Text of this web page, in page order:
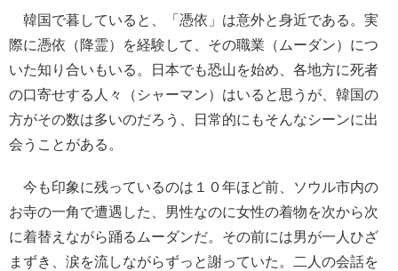
韓国で暮していると、「憑依」は意外と身近である。実
際に憑依（降霊）を経験して、その職業（ムーダン）につ
いた知り合いもいる。日本でも恐山を始め、各地方に死者
の口寄せする人々（シャーマン）はいると思うが、韓国の
方がその数は多いのだろう、日常的にもそんなシーンに出
会うことがある。
今も印象に残っているのは１０年ほど前、ソウル市内の
お寺の一角で遭遇した、男性なのに女性の着物を次から次
に着替えながら踊るムーダンだ。その前には男が一人ひざ
まずき、涙を流しながらずっと謝っていた。二人の会話を